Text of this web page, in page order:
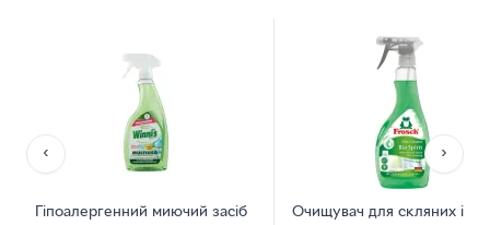
‹
Гіпоалергенний миючий засіб
Очищувач для скляних і
›